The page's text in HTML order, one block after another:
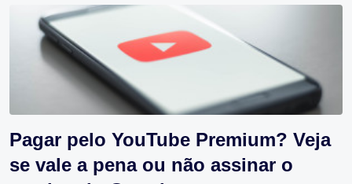
Pagar pelo YouTube Premium? Veja
se vale a pena ou não assinar o